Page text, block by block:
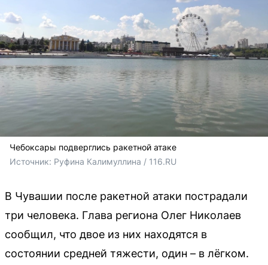
Чебоксары подверглись ракетной атаке
Источник: Руфина Калимуллина / 116.RU
В Чувашии после ракетной атаки пострадали
три человека. Глава региона Олег Николаев
сообщил, что двое из них находятся в
состоянии средней тяжести, один – в лёгком.